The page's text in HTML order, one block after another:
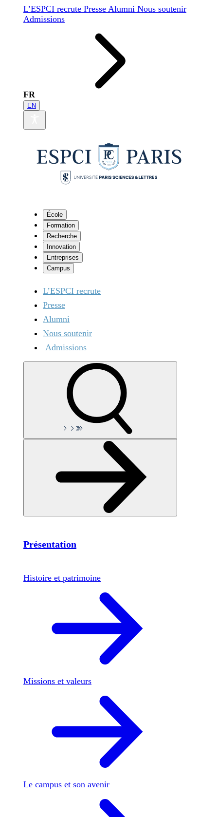
L’ESPCI recrute Presse Alumni Nous soutenir
Admissions
FR
EN
École
Formation
Recherche
Innovation
Entreprises
Campus
L’ESPCI recrute
Presse
Alumni
Nous soutenir
Admissions
Présentation
Histoire et patrimoine
Missions et valeurs
Le campus et son avenir